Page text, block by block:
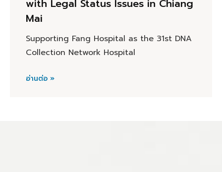
with Legal Status Issues in Chiang
Mai
Supporting Fang Hospital as the 31st DNA
Collection Network Hospital
อ่านต่อ »